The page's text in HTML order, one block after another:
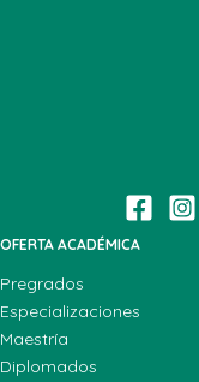
OFERTA ACADÉMICA
Pregrados
Especializaciones
Maestría
Diplomados